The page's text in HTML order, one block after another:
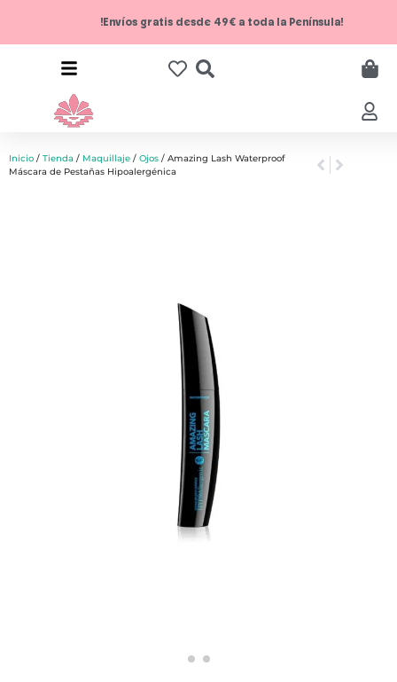
!Envíos gratis desde 49€ a toda la Península!
Inicio / Tienda / Maquillaje / Ojos / Amazing Lash Waterproof
Máscara de Pestañas Hipoalergénica